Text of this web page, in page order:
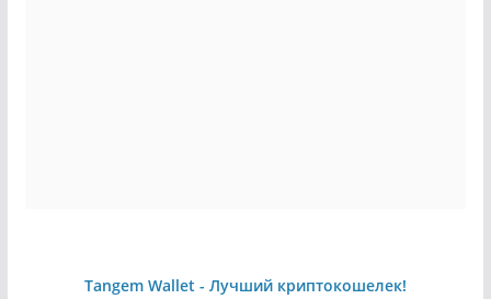
Tangem Wallet - Лучший криптокошелек!